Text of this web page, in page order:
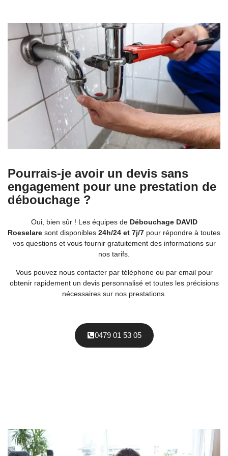
Pourrais-je avoir un devis sans
engagement pour une prestation de
débouchage ?
Oui, bien sûr ! Les équipes de Débouchage DAVID
Roeselare sont disponibles 24h/24 et 7j/7 pour répondre à toutes
vos questions et vous fournir gratuitement des informations sur
nos tarifs.
Vous pouvez nous contacter par téléphone ou par email pour
obtenir rapidement un devis personnalisé et toutes les précisions
nécessaires sur nos prestations.
0479 01 53 05